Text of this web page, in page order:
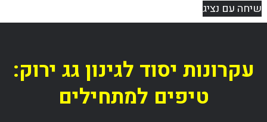
שיחה עם נציג
עקרונות יסוד לגינון גג ירוק:
טיפים למתחילים